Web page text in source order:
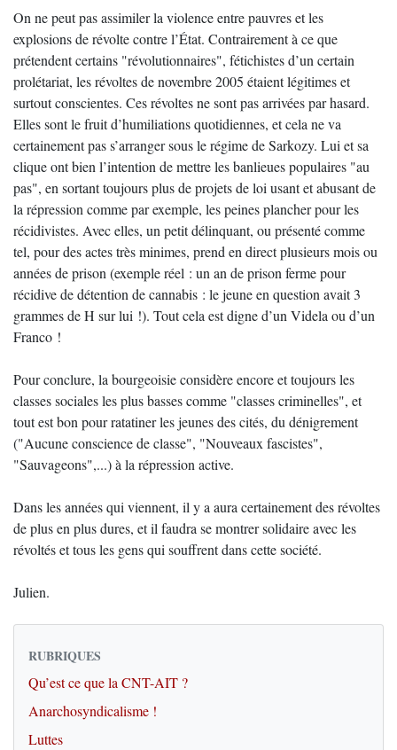
On ne peut pas assimiler la violence entre pauvres et les
explosions de révolte contre l’État. Contrairement à ce que
prétendent certains "révolutionnaires", fétichistes d’un certain
prolétariat, les révoltes de novembre 2005 étaient légitimes et
surtout conscientes. Ces révoltes ne sont pas arrivées par hasard.
Elles sont le fruit d’humiliations quotidiennes, et cela ne va
certainement pas s’arranger sous le régime de Sarkozy. Lui et sa
clique ont bien l’intention de mettre les banlieues populaires "au
pas", en sortant toujours plus de projets de loi usant et abusant de
la répression comme par exemple, les peines plancher pour les
récidivistes. Avec elles, un petit délinquant, ou présenté comme
tel, pour des actes très minimes, prend en direct plusieurs mois ou
années de prison (exemple réel : un an de prison ferme pour
récidive de détention de cannabis : le jeune en question avait 3
grammes de H sur lui !). Tout cela est digne d’un Videla ou d’un
Franco !
Pour conclure, la bourgeoisie considère encore et toujours les
classes sociales les plus basses comme "classes criminelles", et
tout est bon pour ratatiner les jeunes des cités, du dénigrement
("Aucune conscience de classe", "Nouveaux fascistes",
"Sauvageons",...) à la répression active.
Dans les années qui viennent, il y a aura certainement des révoltes
de plus en plus dures, et il faudra se montrer solidaire avec les
révoltés et tous les gens qui souffrent dans cette société.
Julien.
RUBRIQUES
Qu’est ce que la CNT-AIT ?
Anarchosyndicalisme !
Luttes